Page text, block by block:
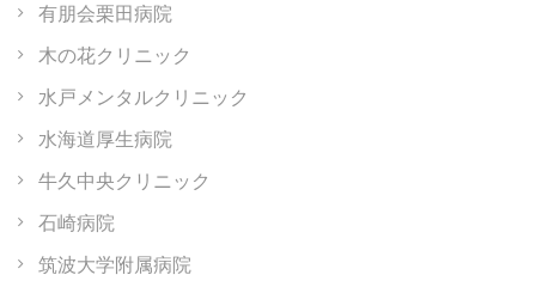
有朋会栗田病院
木の花クリニック
水戸メンタルクリニック
水海道厚生病院
牛久中央クリニック
石崎病院
筑波大学附属病院